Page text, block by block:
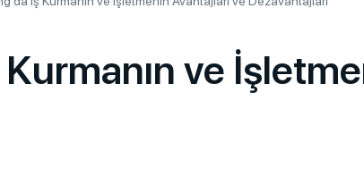
ve